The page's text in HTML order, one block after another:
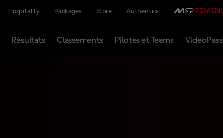
Hospitality Packages Store Authentics
Résultats Classements Pilotes et Teams VideoPass